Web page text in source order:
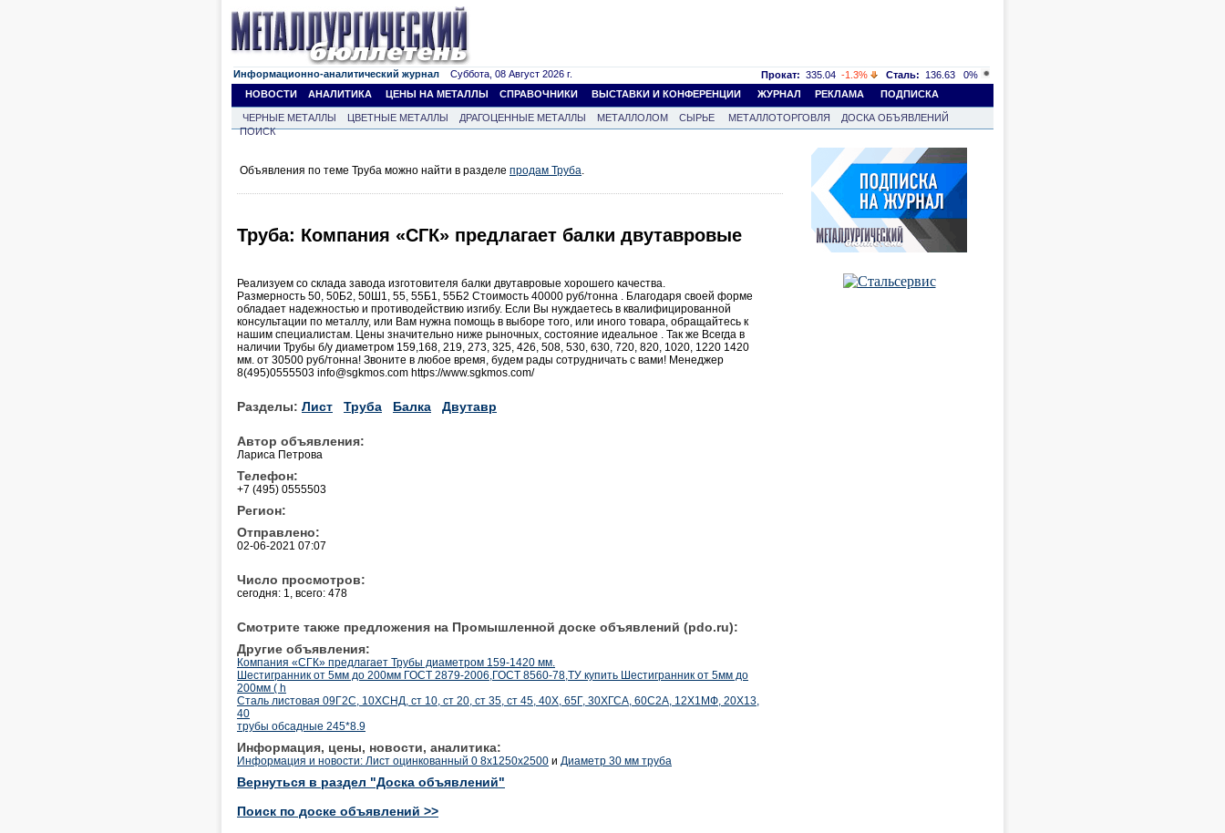
Информационно-аналитический журнал Суббота, 08 Август 2026 г. Прокат: 335.04 -1.3% Сталь: 136.63
0%
НОВОСТИ
АНАЛИТИКА ЦЕНЫ НА МЕТАЛЛЫ СПРАВОЧНИКИ ВЫСТАВКИ И КОНФЕРЕНЦИИ ЖУРНАЛ РЕКЛАМА ПОДПИСКА
ЧЕРНЫЕ МЕТАЛЛЫ ЦВЕТНЫЕ МЕТАЛЛЫ ДРАГОЦЕННЫЕ МЕТАЛЛЫ МЕТАЛЛОЛОМ СЫРЬЕ МЕТАЛЛОТОРГОВЛЯ
ДОСКА ОБЪЯВЛЕНИЙ
ПОИСК
Объявления по теме Труба можно найти в разделе продам Труба.
Труба: Компания «СГК» предлагает балки двутавровые
Реализуем со склада завода изготовителя балки двутавровые хорошего качества.
Размерность 50, 50Б2, 50Ш1, 55, 55Б1, 55Б2 Стоимость 40000 руб/тонна . Благодаря своей форме
обладает надежностью и противодействию изгибу. Если Вы нуждаетесь в квалифицированной
консультации по металлу, или Вам нужна помощь в выборе того, или иного товара, обращайтесь к
нашим специалистам. Цены значительно ниже рыночных, состояние идеальное . Так же Всегда в
наличии Трубы б/у диаметром 159,168, 219, 273, 325, 426, 508, 530, 630, 720, 820, 1020, 1220 1420
мм. от 30500 руб/тонна! Звоните в любое время, будем рады сотрудничать с вами! Менеджер
8(495)0555503 info@sgkmos.com https://www.sgkmos.com/
Разделы: Лист Труба Балка Двутавр
Автор объявления:
Лариса Петрова
Телефон:
+7 (495) 0555503
Регион:
Отправлено:
02-06-2021 07:07
Число просмотров:
сегодня: 1, всего: 478
Смотрите также предложения на Промышленной доске объявлений (pdo.ru):
Другие объявления:
Компания «СГК» предлагает Трубы диаметром 159-1420 мм.
Шестигранник от 5мм до 200мм ГОСТ 2879-2006,ГОСТ 8560-78,ТУ купить Шестигранник от 5мм до
200мм ( h
Сталь листовая 09Г2С, 10ХСНД, ст 10, ст 20, ст 35, ст 45, 40Х, 65Г, 30ХГСА, 60С2А, 12Х1МФ, 20Х13,
40
трубы обсадные 245*8.9
Информация, цены, новости, аналитика:
Информация и новости: Лист оцинкованный 0 8x1250x2500 и Диаметр 30 мм труба
Вернуться в раздел "Доска объявлений"
Поиск по доске объявлений >>